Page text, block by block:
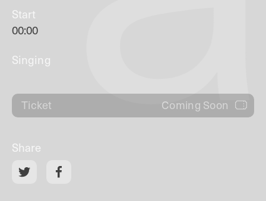
Start
00:00
Singing
Ticket Coming Soon
Share